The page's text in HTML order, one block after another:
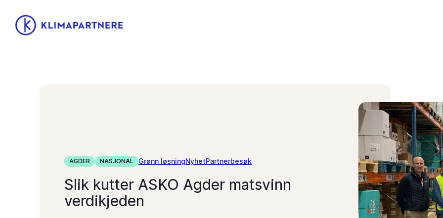
AGDER NASJONAL Grønn løsningNyhetPartnerbesøk
Slik kutter ASKO Agder matsvinn
verdikjeden